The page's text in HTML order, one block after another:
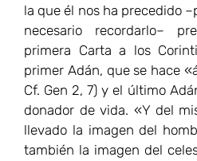
la que él nos ha precedido
necesario recordarlo–
primera Carta a los
primer Adán, que se hace
Cf. Gen 2, 7) y el último
donador de vida. «Y del
llevado la imagen del
también la imagen del